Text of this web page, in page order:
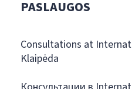
PASLAUGOS
Consultations at
Klaipėda